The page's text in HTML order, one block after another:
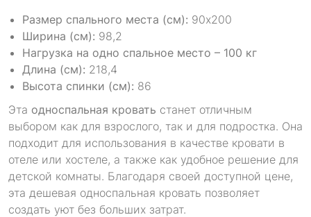
Размер спального места (см): 90x200
Ширина (см): 98,2
Нагрузка на одно спальное место – 100 кг
Длина (см): 218,4
Высота спинки (см): 86
Эта односпальная кровать станет отличным
выбором как для взрослого, так и для подростка. Она
подходит для использования в качестве кровати в
отеле или хостеле, а также как удобное решение для
детской комнаты. Благодаря своей доступной цене,
эта дешевая односпальная кровать позволяет
создать уют без больших затрат.